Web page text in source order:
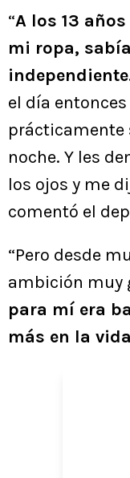
“A los 13
mi ropa,
el día
prácticamente
noche. Y les
los ojos y me
comentó el
“Pero desde
ambición muy
para mí era
más en la